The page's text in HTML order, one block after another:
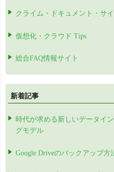
クライム・ドキュメント・サイ
仮想化・クラウド Tips
総合FAQ情報サイト
新着記事
時代が求める新しいデータイ
グモデル
Google Driveのバックアップ方